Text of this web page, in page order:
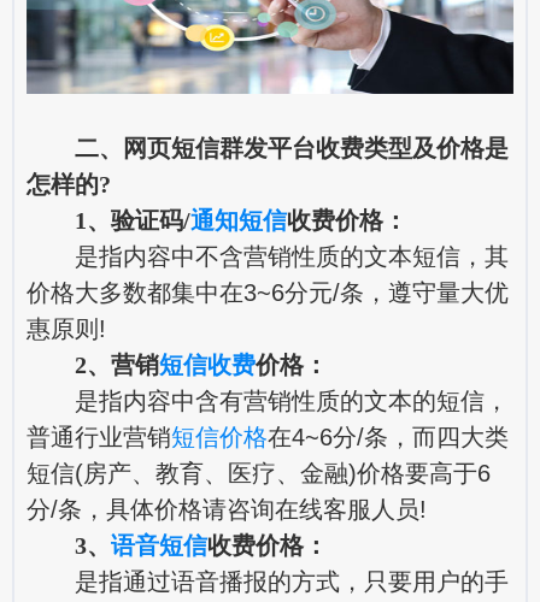
二、网页短信群发平台收费类型及价格是
怎样的?
1、验证码/通知短信收费价格：
是指内容中不含营销性质的文本短信，其
价格大多数都集中在3~6分元/条，遵守量大优
惠原则!
2、营销短信收费价格：
是指内容中含有营销性质的文本的短信，
普通行业营销短信价格在4~6分/条，而四大类
短信(房产、教育、医疗、金融)价格要高于6
分/条，具体价格请咨询在线客服人员!
3、 语音短信收费价格：
是指通过语音播报的方式，只要用户的手